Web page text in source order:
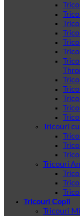
Tricouri
Tricouri
Tricouri Copii
Tricouri